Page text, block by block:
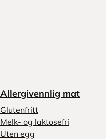
Allergivennlig mat
Glutenfritt
Melk- og laktosefri
Uten egg